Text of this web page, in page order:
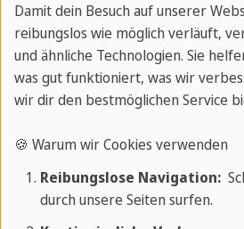
Deutschkurs
wir Sie fit in der deutschen
Damit dein Besuch auf unserer
reibungslos wie möglich verläuft,
und ähnliche Technologien. Sie
was gut funktioniert, was wir
wir dir den bestmöglichen Service
🍪 Warum wir Cookies verwenden
Reibungslose Navigation:
durch unsere Seiten surfen.